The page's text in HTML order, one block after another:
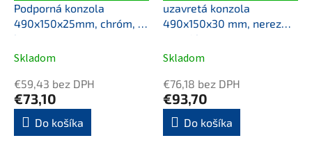
Podporná konzola
490x150x25mm, chróm, 1
ks
Skladom
€59,43 bez DPH
€73,10
Do košíka
uzavretá konzola
490x150x30 mm, nerez
mat, 1 kus
Skladom
€76,18 bez DPH
€93,70
Do košíka